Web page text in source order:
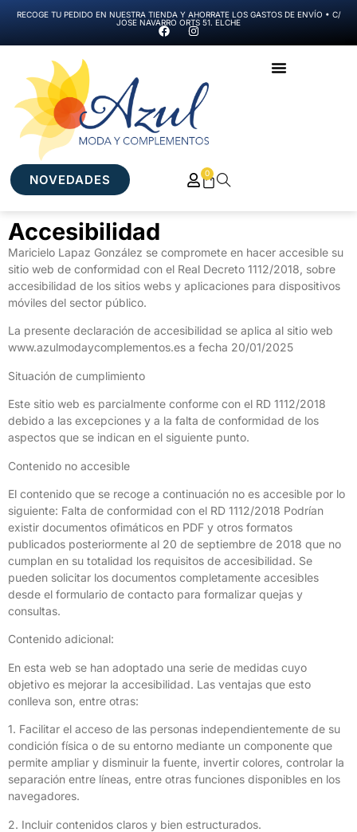
RECOGE TU PEDIDO EN NUESTRA TIENDA Y AHORRATE LOS GASTOS DE ENVÍO • C/
JOSE NAVARRO ORTS 51. ELCHE
NOVEDADES 0
Accesibilidad
Maricielo Lapaz González se compromete en hacer accesible su
sitio web de conformidad con el Real Decreto 1112/2018, sobre
accesibilidad de los sitios webs y aplicaciones para dispositivos
móviles del sector público.
La presente declaración de accesibilidad se aplica al sitio web
www.azulmodaycomplementos.es a fecha 20/01/2025
Situación de cumplimiento
Este sitio web es parcialmente conforme con el RD 1112/2018
debido a las excepciones y a la falta de conformidad de los
aspectos que se indican en el siguiente punto.
Contenido no accesible
El contenido que se recoge a continuación no es accesible por lo
siguiente: Falta de conformidad con el RD 1112/2018 Podrían
existir documentos ofimáticos en PDF y otros formatos
publicados posteriormente al 20 de septiembre de 2018 que no
cumplan en su totalidad los requisitos de accesibilidad. Se
pueden solicitar los documentos completamente accesibles
desde el formulario de contacto para formalizar quejas y
consultas.
Contenido adicional:
En esta web se han adoptado una serie de medidas cuyo
objetivo es mejorar la accesibilidad. Las ventajas que esto
conlleva son, entre otras:
1. Facilitar el acceso de las personas independientemente de su
condición física o de su entorno mediante un componente que
permite ampliar y disminuir la fuente, invertir colores, controlar la
separación entre líneas, entre otras funciones disponibles en los
navegadores.
2. Incluir contenidos claros y bien estructurados.